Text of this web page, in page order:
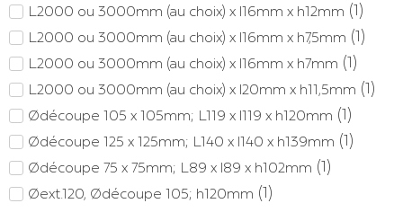
L2000 ou 3000mm (au choix) x l16mm x h12mm (1)
L2000 ou 3000mm (au choix) x l16mm x h7,5mm (1)
L2000 ou 3000mm (au choix) x l16mm x h7mm (1)
L2000 ou 3000mm (au choix) x l20mm x h11,5mm (1)
Ødécoupe 105 x 105mm; L119 x l119 x h120mm (1)
Ødécoupe 125 x 125mm; L140 x l140 x h139mm (1)
Ødécoupe 75 x 75mm; L89 x l89 x h102mm (1)
Øext.120, Ødécoupe 105; h120mm (1)